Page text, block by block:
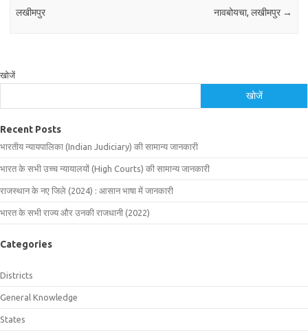
लखीमपुर
नावबोयचा, लखीमपुर →
खोजें
खोजें
Recent Posts
भारतीय न्यायपालिका (Indian Judiciary) की सामान्य जानकारी
भारत के सभी उच्च न्यायालयों (High Courts) की सामान्य जानकारी
राजस्थान के नए जिले (2024) : आसान भाषा में जानकारी
भारत के सभी राज्य और उनकी राजधानी (2022)
Categories
Districts
General Knowledge
States